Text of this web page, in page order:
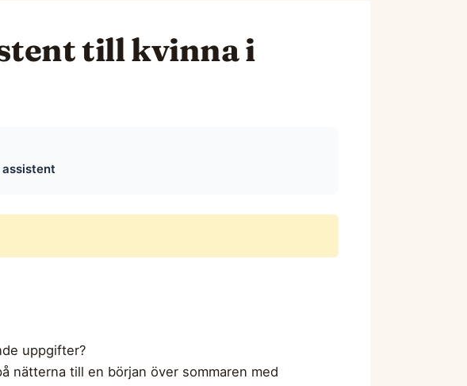
till kvinna i
assistent
uppgifter?
nätterna till en början över sommaren med